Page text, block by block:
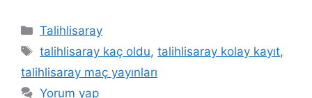
Kategoriler
Talihlisaray
Etiketler
talihlisaray kaç oldu,talihlisaray kolay kayıt,
talihlisaray maç yayınları
Yorum yap